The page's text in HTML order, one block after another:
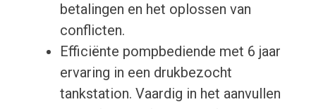
betalingen en het oplossen van
conflicten.
Efficiënte pompbediende met 6 jaar
ervaring in een drukbezocht
tankstation. Vaardig in het aanvullen